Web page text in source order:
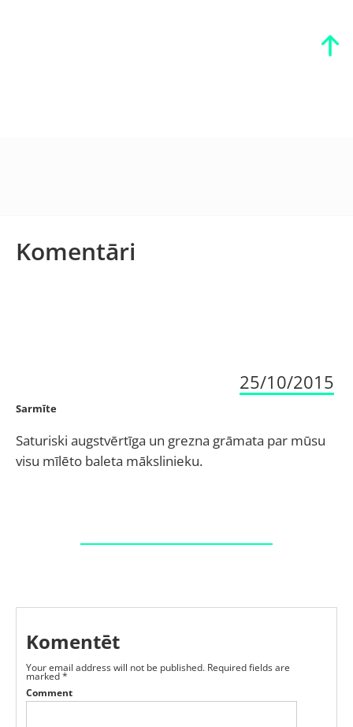
Komentāri
25/10/2015
Sarmīte
Saturiski augstvērtīga un grezna grāmata par mūsu
visu mīlēto baleta mākslinieku.
Komentēt
Your email address will not be published. Required fields are
marked*
Comment